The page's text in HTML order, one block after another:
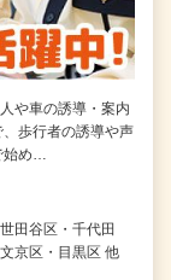
や車の誘導・案内
歩行者の誘導や声
始め…
田谷区・千代田
京区・目黒区 他